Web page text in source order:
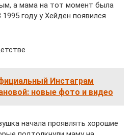
а мама на тот момент была
году у Хейден появился
Инстаграм
новые фото и видео
начала проявлять хорошие